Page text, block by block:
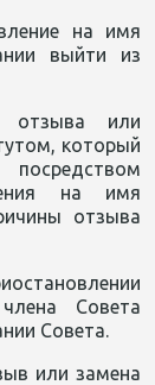
на имя
выйти из
отзыва или
который
на имя
отзыва
Совета
Совета.
или замена